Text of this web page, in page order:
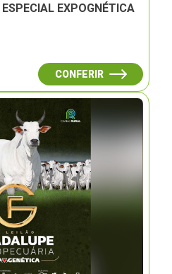
EXPOGNÉTICA
CONFERIR